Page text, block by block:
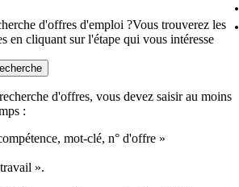
d'offres d'emploi ?Vous trouverez les
en cliquant sur l'étape qui vous intéresse
d'offres, vous devez saisir au moins
:
mot-clé, n° d'offre »
».